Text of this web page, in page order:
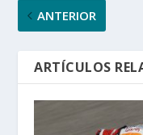
ANTERIOR
ARTÍCULOS